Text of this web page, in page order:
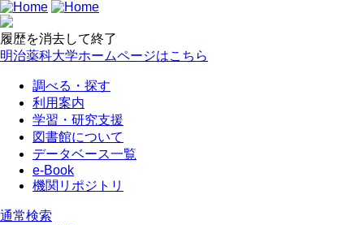
履歴を消去して終了
明治薬科大学ホームページはこちら
調べる・探す
利用案内
学習・研究支援
図書館について
データベース一覧
e-Book
機関リポジトリ
通常検索